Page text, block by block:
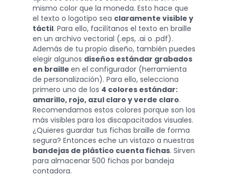
mismo color que la moneda. Esto hace que
el texto o logotipo sea claramente visible y
táctil. Para ello, facilítanos el texto en braille
en un archivo vectorial (.eps, .ai o .pdf).
Además de tu propio diseño, también puedes
elegir algunos diseños estándar grabados
en braille en el configurador (herramienta
de personalización). Para ello, selecciona
primero uno de los 4 colores estándar:
amarillo, rojo, azul claro y verde claro.
Recomendamos estos colores porque son los
más visibles para los discapacitados visuales.
¿Quieres guardar tus fichas braille de forma
segura? Entonces eche un vistazo a nuestras
bandejas de plástico cuenta fichas. Sirven
para almacenar 500 fichas por bandeja
contadora.